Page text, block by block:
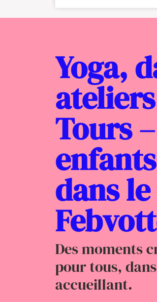
Yoga,
Tours
dans
Des moments
pour tous,
accueillant.